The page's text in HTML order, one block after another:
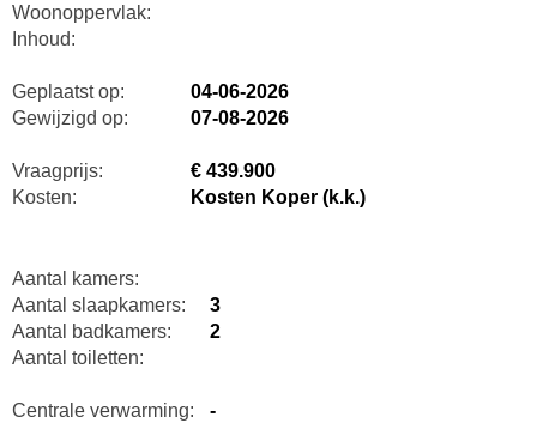
Woonoppervlak:
Inhoud:
Geplaatst op:
04-06-2026
Gewijzigd op:
07-08-2026
Vraagprijs:
€ 439.900
Kosten:
Kosten Koper (k.k.)
Aantal kamers:
Aantal slaapkamers:
3
Aantal badkamers:
2
Aantal toiletten:
Centrale verwarming: -